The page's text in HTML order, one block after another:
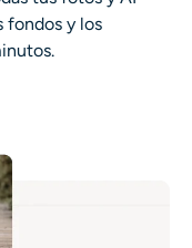
fondos y los